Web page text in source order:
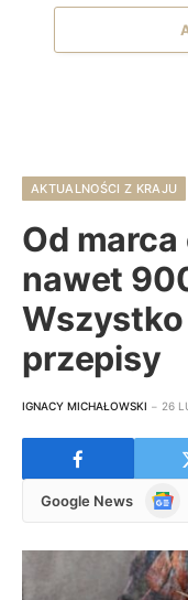
AKTUALNOŚCI Z KRAJU
Od
nawet
przepisy
IGNACY MICHAŁOWSKI 26
Google News
Google